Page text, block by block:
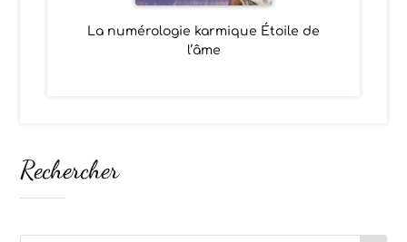
La numérologie karmique Étoile de
l’âme
Rechercher